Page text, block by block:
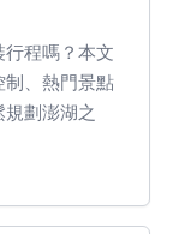
程嗎？本文
、熱門景點
劃澎湖之